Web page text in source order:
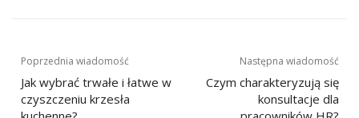
Nawigacja
wpisu
Poprzednia wiadomość
Jak wybrać trwałe i łatwe w
czyszczeniu krzesła
Następna wiadomość
Czym charakteryzują się
konsultacje dla